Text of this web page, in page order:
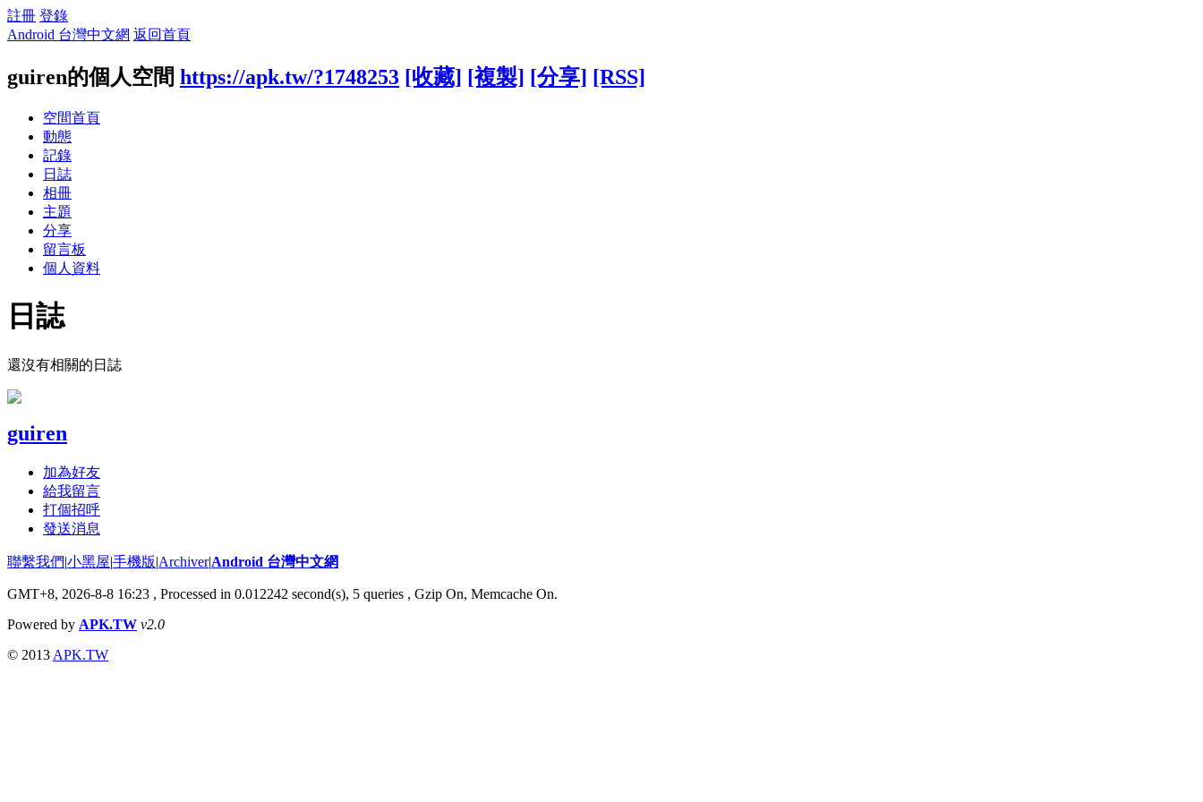
註冊 登錄
Android 台灣中文網 返回首頁
guiren的個人空間 https://apk.tw/?1748253 [收藏] [複製] [分享] [RSS]
空間首頁
動態
記錄
日誌
相冊
主題
分享
留言板
個人資料
日誌
還沒有相關的日誌
guiren
加為好友
給我留言
打個招呼
發送消息
聯繫我們|小黑屋|手機版|Archiver|Android 台灣中文網
GMT+8, 2026-8-8 16:23 , Processed in 0.012242 second(s), 5 queries , Gzip On, Memcache On.
Powered by APK.TW v2.0
© 2013 APK.TW